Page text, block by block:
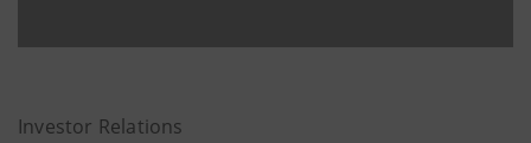
Investor Relations